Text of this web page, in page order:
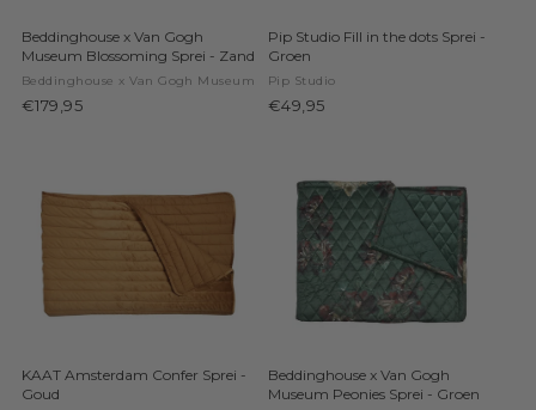
Beddinghouse x Van Gogh
Museum Blossoming Sprei - Zand
Beddinghouse x Van Gogh Museum
€179,95
Pip Studio Fill in the dots Sprei -
Groen
Pip Studio
€49,95
KAAT Amsterdam Confer Sprei -
Goud
Beddinghouse x Van Gogh
Museum Peonies Sprei - Groen